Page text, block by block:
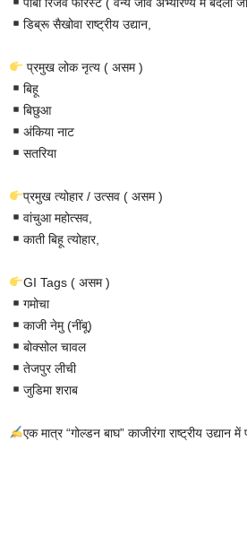
डिब्रू सैखोवा राष्ट्रीय उद्यान,
प्रमुख लोक नृत्य ( असम )
बिहू
बिछुआ
अंकिया नाट
सतरिया
प्रमुख त्योहार / उत्सव ( असम )
वांचुआ महोत्सव,
काती बिहू त्योहार,
GI Tags ( असम )
गमोचा
काजी नेमु (नींबू)
बोक्सोल चावल
तेजपुर लीची
जुडिमा शराब
एक मात्र “गोल्डन बाघ” काजीरंगा राष्ट्रीय उद्यान में